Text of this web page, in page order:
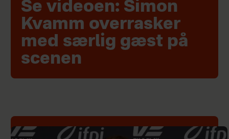
Se videoen: Simon
Kvamm overrasker
med særlig gæst på
scenen